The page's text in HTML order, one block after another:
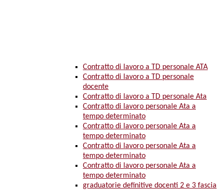
Contratto di lavoro a TD personale ATA
Contratto di lavoro a TD personale
docente
Contratto di lavoro a TD personale Ata
Contratto di lavoro personale Ata a
tempo determinato
Contratto di lavoro personale Ata a
tempo determinato
Contratto di lavoro personale Ata a
tempo determinato
Contratto di lavoro personale Ata a
tempo determinato
graduatorie definitive docenti 2 e 3 fascia